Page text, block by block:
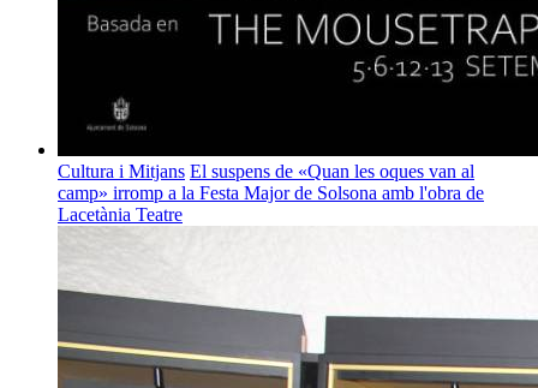
Cultura i Mitjans El suspens de «Quan les oques van al
camp» irromp a la Festa Major de Solsona amb l'obra de
Lacetània Teatre